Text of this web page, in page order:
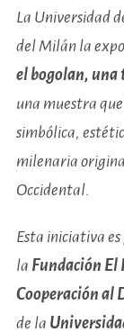
La Universidad
del Milán la
el bogolan, una
una muestra
simbólica,
milenaria
Occidental.
Esta iniciativa
la Fundación El
Cooperación al
de la